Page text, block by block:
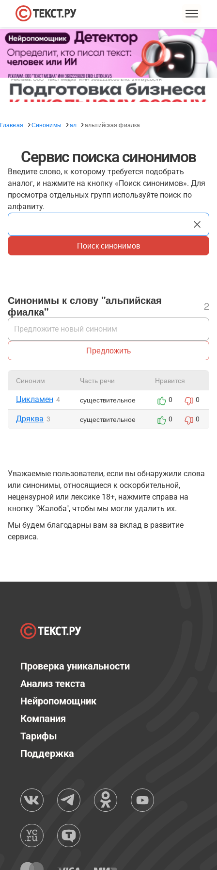
Главная Синонимы ал альпийская фиалка
Сервис поиска синонимов
Введите слово, к которому требуется подобрать
аналог, и нажмите на кнопку «Поиск синонимов». Для
просмотра отдельных групп используйте поиск по
алфавиту.
Поиск синонимов
Синонимы к слову "альпийская
фиалка"
2
Предложить
Синоним Часть речи Нравится
Цикламен 4 существительное 0 0
Дряква 3 существительное 0 0
Уважаемые пользователи, если вы обнаружили слова
или синонимы, относящиеся к оскорбительной,
нецензурной или лексике 18+, нажмите справа на
кнопку "Жалоба", чтобы мы могли удалить их.
Мы будем благодарны вам за вклад в развитие
сервиса.
Проверка уникальности
Анализ текста
Нейропомощник
Компания
Тарифы
Поддержка